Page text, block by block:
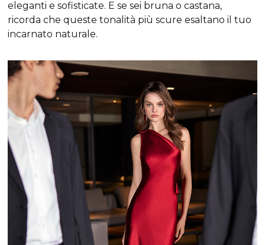
eleganti e sofisticate. E se sei bruna o castana,
ricorda che queste tonalità più scure esaltano il tuo
incarnato naturale.